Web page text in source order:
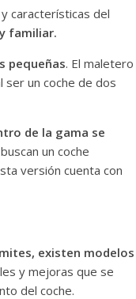
características del
familiar.
pequeñas. El maletero
ser un coche de dos
de la gama se
un coche
versión cuenta con
existen modelos
y mejoras que se
del coche.